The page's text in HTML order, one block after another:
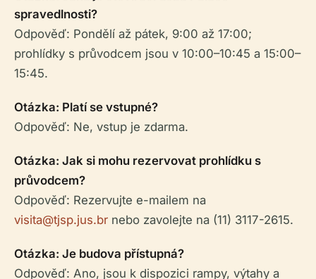
spravedlnosti?
Odpověď: Pondělí až pátek, 9:00 až 17:00;
prohlídky s průvodcem jsou v 10:00–10:45 a 15:00–
15:45.
Otázka: Platí se vstupné?
Odpověď: Ne, vstup je zdarma.
Otázka: Jak si mohu rezervovat prohlídku s
průvodcem?
Odpověď: Rezervujte e-mailem na
visita@tjsp.jus.br nebo zavolejte na (11) 3117-2615.
Otázka: Je budova přístupná?
Odpověď: Ano, jsou k dispozici rampy, výtahy a